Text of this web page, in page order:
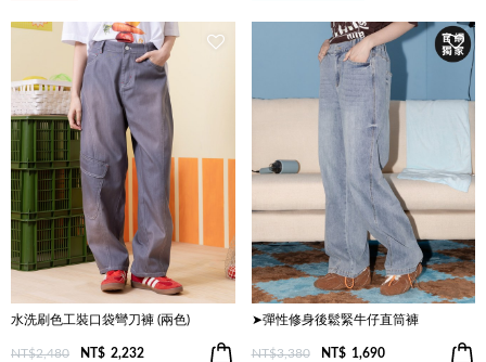
水洗刷色工裝口袋彎刀褲 (兩色)
NT$2,480 NT$ 2,232
➤彈性修身後鬆緊牛仔直筒褲
NT$3,380 NT$ 1,690